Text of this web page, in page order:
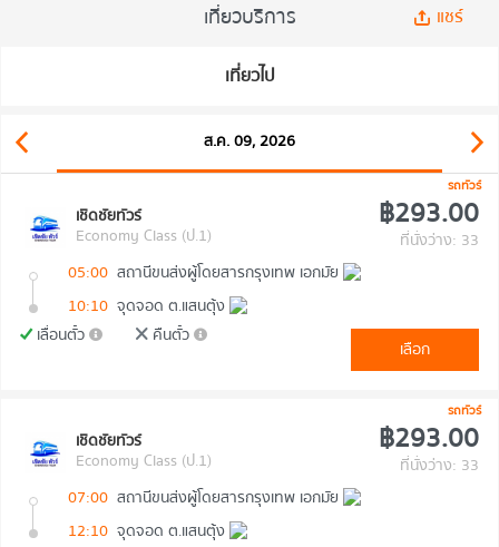
เที่ยวบริการ แชร์
เที่ยวไป
ส.ค. 09, 2026
รถทัวร์
เชิดชัยทัวร์
Economy Class (ป.1)
฿293.00
ที่นั่งว่าง: 33
05:00 สถานีขนส่งผู้โดยสารกรุงเทพ เอกมัย
10:10 จุดจอด ต.แสนตุ้ง
เลื่อนตั๋ว
คืนตั๋ว
เลือก
รถทัวร์
เชิดชัยทัวร์
Economy Class (ป.1)
฿293.00
ที่นั่งว่าง: 33
07:00 สถานีขนส่งผู้โดยสารกรุงเทพ เอกมัย
12:10 จุดจอด ต.แสนตุ้ง